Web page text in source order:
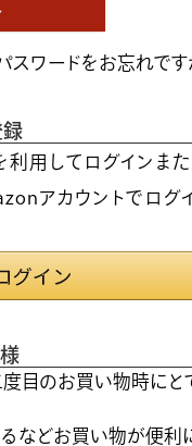
スワードをお忘れです
録
用してログインま
アカウントでログ
度目のお買い物時にと
などお買い物が便利